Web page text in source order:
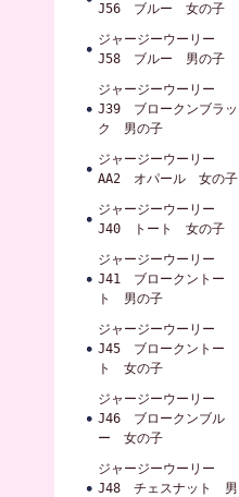
J56 ブルー 女の子
ジャージーウーリー
J58 ブルー 男の子
ジャージーウーリー
J39 ブロークンブラッ
ク 男の子
ジャージーウーリー
AA2 オパール 女の子
ジャージーウーリー
J40 トート 女の子
ジャージーウーリー
J41 ブロークントー
ト 男の子
ジャージーウーリー
J45 ブロークントー
ト 女の子
ジャージーウーリー
J46 ブロークンブル
ー 女の子
ジャージーウーリー
J48 チェスナット 男